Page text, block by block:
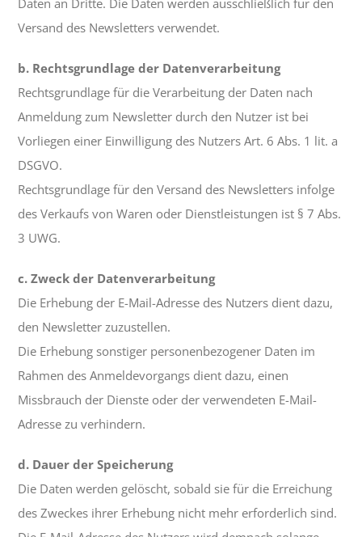
Daten an Dritte. Die Daten werden ausschließlich für den
Versand des Newsletters verwendet.
b. Rechtsgrundlage der Datenverarbeitung
Rechtsgrundlage für die Verarbeitung der Daten nach
Anmeldung zum Newsletter durch den Nutzer ist bei
Vorliegen einer Einwilligung des Nutzers Art. 6 Abs. 1 lit. a
DSGVO.
Rechtsgrundlage für den Versand des Newsletters infolge
des Verkaufs von Waren oder Dienstleistungen ist § 7 Abs.
3 UWG.
c. Zweck der Datenverarbeitung
Die Erhebung der E-Mail-Adresse des Nutzers dient dazu,
den Newsletter zuzustellen.
Die Erhebung sonstiger personenbezogener Daten im
Rahmen des Anmeldevorgangs dient dazu, einen
Missbrauch der Dienste oder der verwendeten E-Mail-
Adresse zu verhindern.
d. Dauer der Speicherung
Die Daten werden gelöscht, sobald sie für die Erreichung
des Zweckes ihrer Erhebung nicht mehr erforderlich sind.